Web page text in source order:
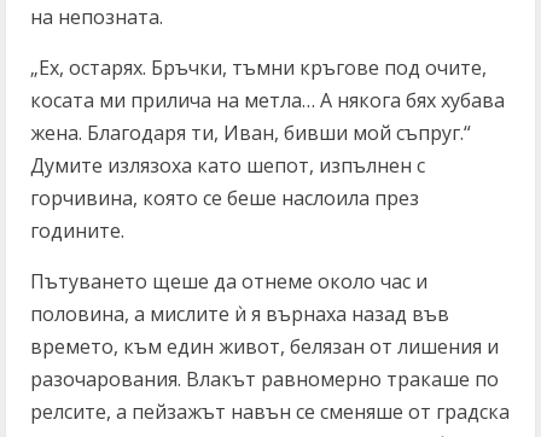
на непозната.
„Ех, остарях. Бръчки, тъмни кръгове под очите,
косата ми прилича на метла… А някога бях хубава
жена. Благодаря ти, Иван, бивши мой съпруг.“
Думите излязоха като шепот, изпълнен с
горчивина, която се беше наслоила през
годините.
Пътуването щеше да отнеме около час и
половина, а мислите ѝ я върнаха назад във
времето, към един живот, белязан от лишения и
разочарования. Влакът равномерно тракаше по
релсите, а пейзажът навън се сменяше от градска